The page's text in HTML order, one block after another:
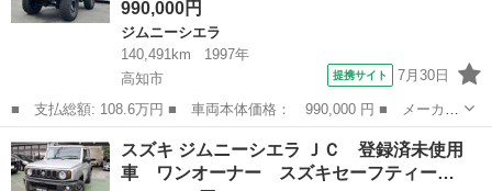
990,000円
ジムニーシエラ
140,491km
1997年
高知市
提携サイト 7月30日
■ 支払総額: 108.6万円 ■ 車両本体価格： 990,000 円 ■ メーカー
名： スズキ ■ 車種名： ジムニーシエラ ■ グレード名： エル
ク ＡＴ 社外アルミホイール ＹＯＫＯＨＡＭＡジオランダータイ
ヤ オーバ...
高知 高知市 ジムニーシエラ
スズキ ジムニーシエラ ＪＣ 登録済未使用
車 ワンオーナー スズキセーフティー…